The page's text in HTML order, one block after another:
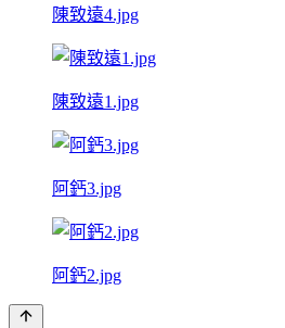
陳致遠4.jpg
陳致遠1.jpg
阿鈣3.jpg
阿鈣2.jpg